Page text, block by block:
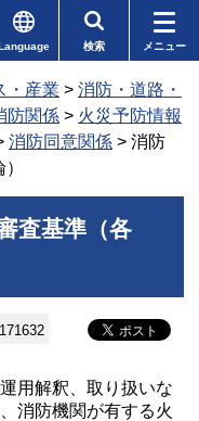
検索 メニュー
・産業 > 消防・道路・
防関係 > 火災予防情報
消防同意関係 > 消防
査基準（各
用解釈、取り扱いな
消防機関が有する火